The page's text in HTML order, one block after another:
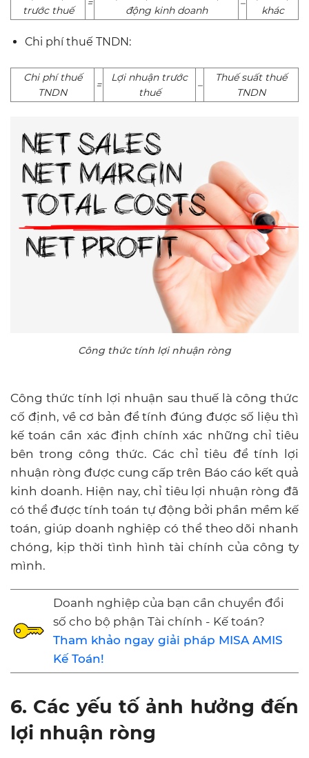
trước thuế
=
động kinh doanh
–
khác
Chi phí thuế TNDN:
Chi phí thuế
TNDN
=
Lợi nhuận trước
thuế
–
Thuế suất thuế
TNDN
Công thức tính lợi nhuận ròng
Công thức tính lợi nhuận sau thuế là công thức
cố định, về cơ bản để tính đúng được số liệu thì
kế toán cần xác định chính xác những chỉ tiêu
bên trong công thức. Các chỉ tiêu để tính lợi
nhuận ròng được cung cấp trên Báo cáo kết quả
kinh doanh. Hiện nay, chỉ tiêu lợi nhuận ròng đã
có thể được tính toán tự động bởi phần mềm kế
toán, giúp doanh nghiệp có thể theo dõi nhanh
chóng, kịp thời tình hình tài chính của công ty
mình.
Doanh nghiệp của bạn cần chuyển đổi
số cho bộ phận Tài chính - Kế toán?
Tham khảo ngay giải pháp MISA AMIS
Kế Toán!
6. Các yếu tố ảnh hưởng đến
lợi nhuận ròng